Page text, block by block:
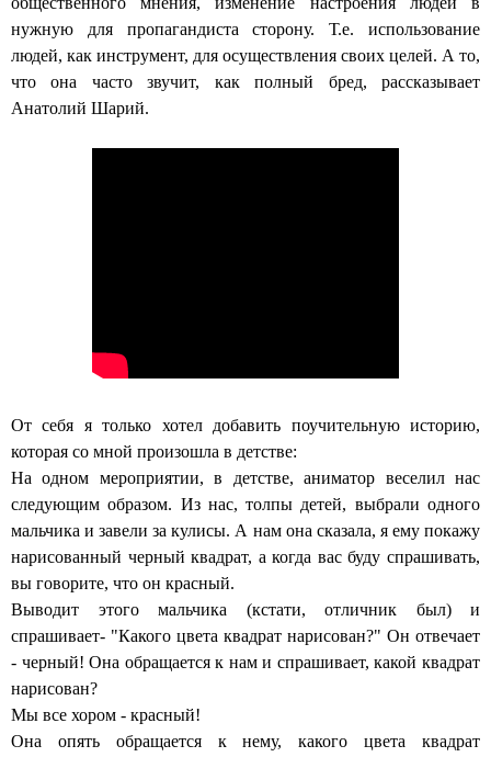
нужную для пропагандиста сторону. Т.е. использование
людей, как инструмент, для осуществления своих целей. А то,
что она часто звучит, как полный бред, рассказывает
Анатолий Шарий.
От себя я только хотел добавить поучительную историю,
которая со мной произошла в детстве:
На одном мероприятии, в детстве, аниматор веселил нас
следующим образом. Из нас, толпы детей, выбрали одного
мальчика и завели за кулисы. А нам она сказала, я ему покажу
нарисованный черный квадрат, а когда вас буду спрашивать,
вы говорите, что он красный.
Выводит этого мальчика (кстати, отличник был) и
спрашивает- "Какого цвета квадрат нарисован?" Он отвечает
- черный! Она обращается к нам и спрашивает, какой квадрат
нарисован?
Мы все хором - красный!
Она опять обращается к нему, какого цвета квадрат